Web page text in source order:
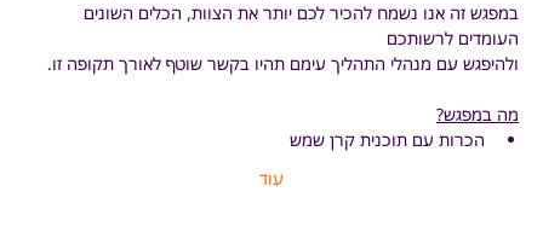
במפגש זה אנו נשמח להכיר לכם יותר את הצוות, הכלים השונים
העומדים לרשותכם
ולהיפגש עם מנהלי התהליך עימם תהיו בקשר שוטף לאורך תקופה זו.
מה במפגש?
הכרות עם תוכנית קרן שמש
עוד